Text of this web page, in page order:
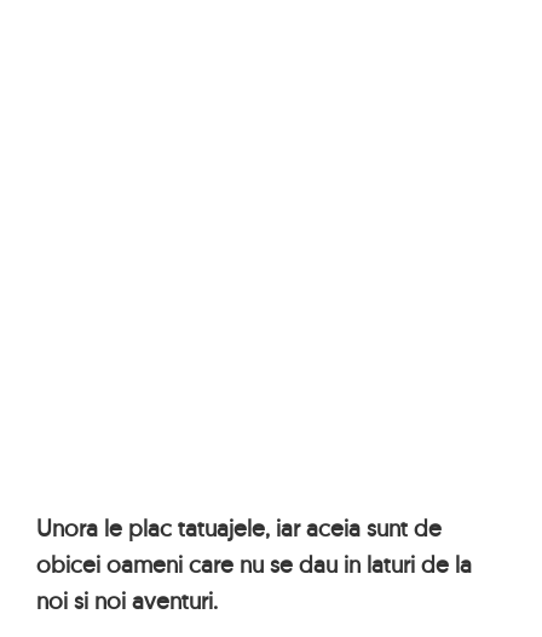
Unora le plac tatuajele, iar aceia sunt de
obicei oameni care nu se dau in laturi de la
noi si noi aventuri.